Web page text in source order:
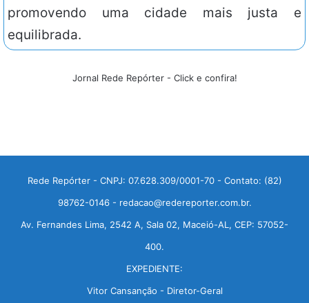
promovendo uma cidade mais justa e
equilibrada.
Jornal Rede Repórter - Click e confira!
Rede Repórter - CNPJ: 07.628.309/0001-70 - Contato: (82)
98762-0146 - redacao@redereporter.com.br.
Av. Fernandes Lima, 2542 A, Sala 02, Maceió-AL, CEP: 57052-
400.
EXPEDIENTE:
Vitor Cansanção - Diretor-Geral